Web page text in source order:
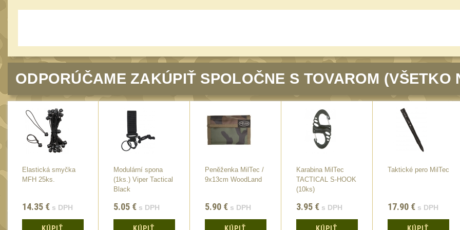
ODPORÚČAME ZAKÚPIŤ SPOLOČNE S TOVAROM (VŠETKO
Elastická smyčka
MFH 25ks.
14.35 € s DPH
Modulární spona
(1ks.) Viper Tactical
Black
5.05 € s DPH
Peněženka MilTec /
9x13cm WoodLand
5.90 € s DPH
Karabina MilTec
TACTICAL S-HOOK
(10ks)
3.95 € s DPH
Taktické pero MilTec
17.90 € s DPH